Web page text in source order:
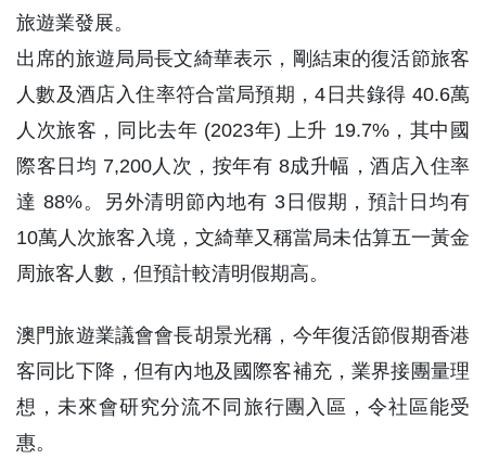
旅遊業發展。
出席的旅遊局局長文綺華表示，剛結束的復活節旅客
人數及酒店入住率符合當局預期，4日共錄得 40.6萬
人次旅客，同比去年 (2023年) 上升 19.7%，其中國
際客日均 7,200人次，按年有 8成升幅，酒店入住率
達 88%。另外清明節內地有 3日假期，預計日均有
10萬人次旅客入境，文綺華又稱當局未估算五一黃金
周旅客人數，但預計較清明假期高。
澳門旅遊業議會會長胡景光稱，今年復活節假期香港
客同比下降，但有內地及國際客補充，業界接團量理
想，未來會研究分流不同旅行團入區，令社區能受
惠。